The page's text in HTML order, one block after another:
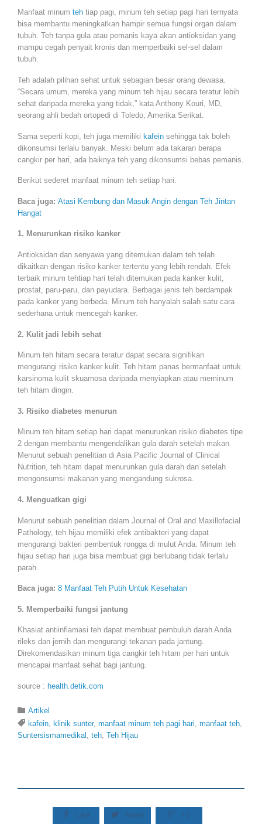
Manfaat minum teh tiap pagi, minum teh setiap pagi hari ternyata
bisa membantu meningkatkan hampir semua fungsi organ dalam
tubuh. Teh tanpa gula atau pemanis kaya akan antioksidan yang
mampu cegah penyait kronis dan memperbaiki sel-sel dalam
tubuh.
Teh adalah pilihan sehat untuk sebagian besar orang dewasa.
“Secara umum, mereka yang minum teh hijau secara teratur lebih
sehat daripada mereka yang tidak,” kata Anthony Kouri, MD,
seorang ahli bedah ortopedi di Toledo, Amerika Serikat.
Sama seperti kopi, teh juga memiliki kafein sehingga tak boleh
dikonsumsi terlalu banyak. Meski belum ada takaran berapa
cangkir per hari, ada baiknya teh yang dikonsumsi bebas pemanis.
Berikut sederet manfaat minum teh setiap hari.
Baca juga: Atasi Kembung dan Masuk Angin dengan Teh Jintan
Hangat
1. Menurunkan risiko kanker
Antioksidan dan senyawa yang ditemukan dalam teh telah
dikaitkan dengan risiko kanker tertentu yang lebih rendah. Efek
terbaik minum tehtiap hari telah ditemukan pada kanker kulit,
prostat, paru-paru, dan payudara. Berbagai jenis teh berdampak
pada kanker yang berbeda. Minum teh hanyalah salah satu cara
sederhana untuk mencegah kanker.
2. Kulit jadi lebih sehat
Minum teh hitam secara teratur dapat secara signifikan
mengurangi risiko kanker kulit. Teh hitam panas bermanfaat untuk
karsinoma kulit skuamosa daripada menyiapkan atau meminum
teh hitam dingin.
3. Risiko diabetes menurun
Minum teh hitam setiap hari dapat menurunkan risiko diabetes tipe
2 dengan membantu mengendalikan gula darah setelah makan.
Menurut sebuah penelitian di Asia Pacific Journal of Clinical
Nutrition, teh hitam dapat menurunkan gula darah dan setelah
mengonsumsi makanan yang mengandung sukrosa.
4. Menguatkan gigi
Menurut sebuah penelitian dalam Journal of Oral and Maxillofacial
Pathology, teh hijau memiliki efek antibakteri yang dapat
mengurangi bakteri pembentuk rongga di mulut Anda. Minum teh
hijau setiap hari juga bisa membuat gigi berlubang tidak terlalu
parah.
Baca juga: 8 Manfaat Teh Putih Untuk Kesehatan
5. Memperbaiki fungsi jantung
Khasiat antiinflamasi teh dapat membuat pembuluh darah Anda
rileks dan jernih dan mengurangi tekanan pada jantung.
Direkomendasikan minum tiga cangkir teh hitam per hari untuk
mencapai manfaat sehat bagi jantung.
source : health.detik.com
 Category
Artikel
 Tags
kafein klinik sunter, manfaat minum teh pagi hari manfaat teh
Suntersismamedikal
teh Teh Hijau
 Like  Tweet  +1